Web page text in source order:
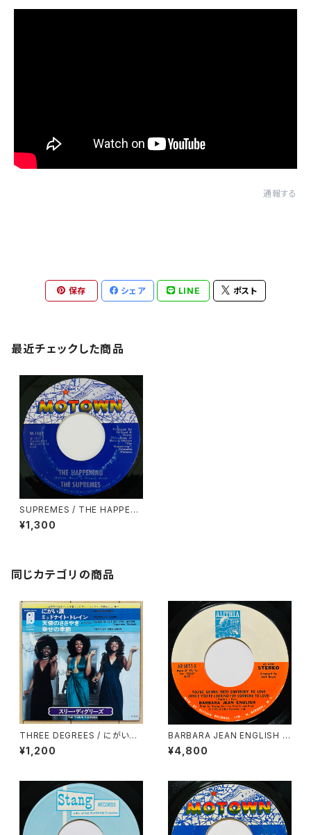
通報する
保存 シェア LINE ポスト
最近チェックした商品
SUPREMES / THE HAPPENI
NG
¥1,300
同じカテゴリの商品
THREE DEGREES / にがい涙
(EP)
¥1,200
BARBARA JEAN ENGLISH /
YOU'RE GONNA NEED SOM
EBODY TO LOVE
¥4,800